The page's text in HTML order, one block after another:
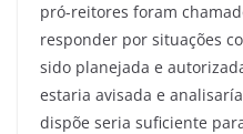
pró-reitores foram
responder por situações
sido planejada e
estaria avisada e
dispõe seria suficiente